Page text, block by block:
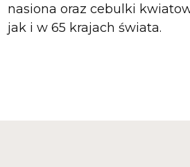
nasiona oraz cebulki
jak i w 65 krajach świata.